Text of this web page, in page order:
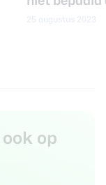
op